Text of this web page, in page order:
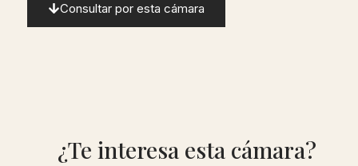
Consultar por esta cámara
¿Te interesa esta cámara?